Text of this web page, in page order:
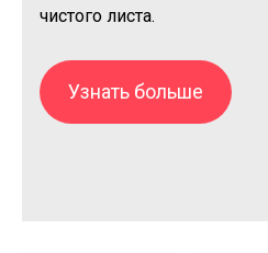
чистого листа.
Узнать больше